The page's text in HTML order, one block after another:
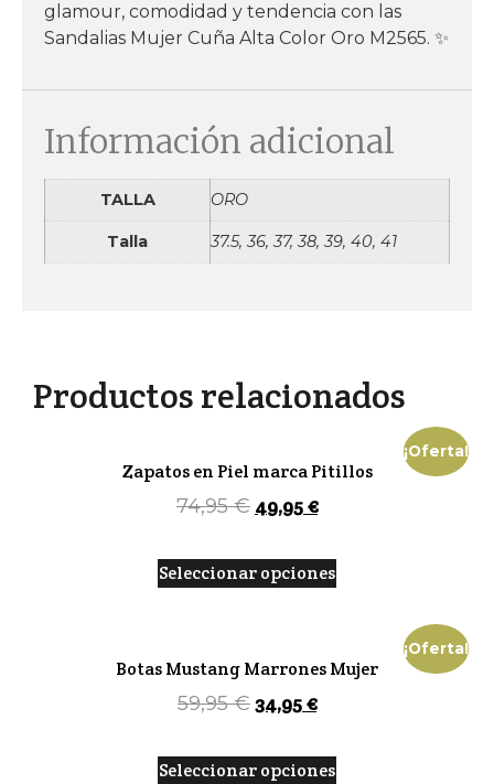
Productos relacionados
¡Oferta!
Zapatos en Piel marca Pitillos
74,95€ 49,95€
Seleccionar opciones
¡Oferta!
Botas Mustang Marrones Mujer
59,95€34,95€
Seleccionar opciones
glamour, comodidad y tendencia con las
Sandalias Mujer Cuña Alta Color Oro M2565. ✨
Información adicional
TALLA ORO
Talla 37.5, 36, 37, 38, 39, 40, 41